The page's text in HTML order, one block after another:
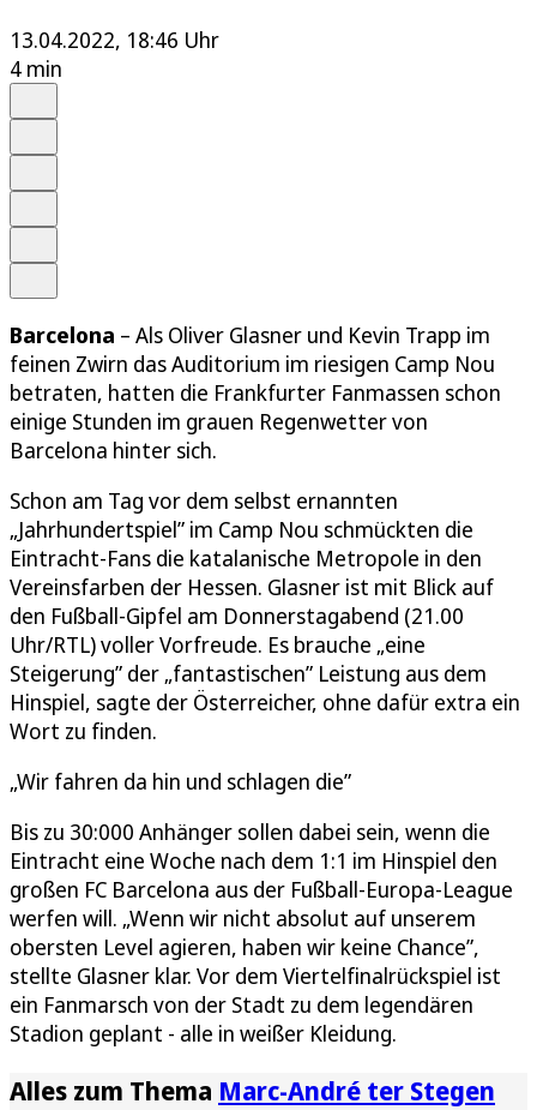
13.04.2022, 18:46 Uhr
4 min
Barcelona – Als Oliver Glasner und Kevin Trapp im
feinen Zwirn das Auditorium im riesigen Camp Nou
betraten, hatten die Frankfurter Fanmassen schon
einige Stunden im grauen Regenwetter von
Barcelona hinter sich.
Schon am Tag vor dem selbst ernannten
„Jahrhundertspiel” im Camp Nou schmückten die
Eintracht-Fans die katalanische Metropole in den
Vereinsfarben der Hessen. Glasner ist mit Blick auf
den Fußball-Gipfel am Donnerstagabend (21.00
Uhr/RTL) voller Vorfreude. Es brauche „eine
Steigerung” der „fantastischen” Leistung aus dem
Hinspiel, sagte der Österreicher, ohne dafür extra ein
Wort zu finden.
„Wir fahren da hin und schlagen die”
Bis zu 30:000 Anhänger sollen dabei sein, wenn die
Eintracht eine Woche nach dem 1:1 im Hinspiel den
großen FC Barcelona aus der Fußball-Europa-League
werfen will. „Wenn wir nicht absolut auf unserem
obersten Level agieren, haben wir keine Chance”,
stellte Glasner klar. Vor dem Viertelfinalrückspiel ist
ein Fanmarsch von der Stadt zu dem legendären
Stadion geplant - alle in weißer Kleidung.
Alles zum Thema Marc-André ter Stegen